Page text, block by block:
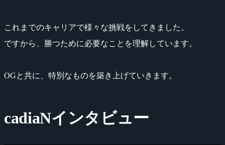
これまでのキャリアで様々な挑戦をしてきました。
ですから、勝つために必要なことを理解しています。
OGと共に、特別なものを築き上げていきます。
cadiaNインタビュー